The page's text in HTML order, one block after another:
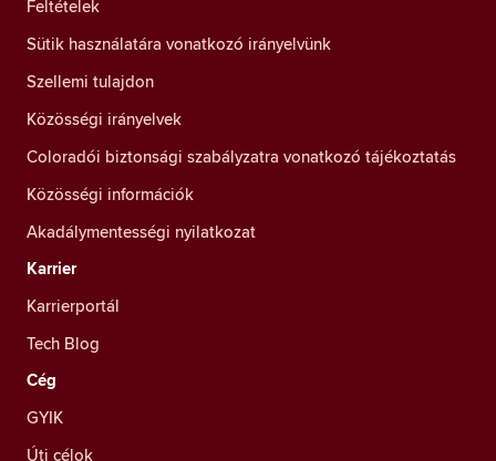
Feltételek
Sütik használatára vonatkozó irányelvünk
Szellemi tulajdon
Közösségi irányelvek
Coloradói biztonsági szabályzatra vonatkozó tájékoztatás
Közösségi információk
Akadálymentességi nyilatkozat
Karrier
Karrierportál
Tech Blog
Cég
GYIK
Úti célok